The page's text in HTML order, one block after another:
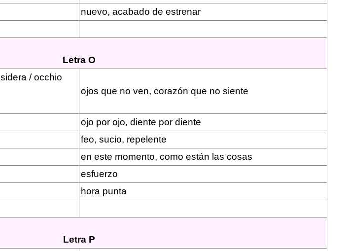
nuevo, acabado de estrenar
Letra O
/ occhio
ojos que no ven, corazón que no siente
ojo por ojo, diente por diente
feo, sucio, repelente
en este momento, como están las cosas
esfuerzo
hora punta
Letra P